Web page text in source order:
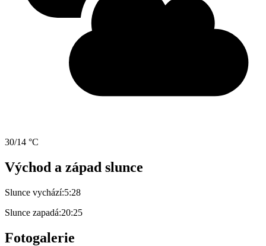
30/14 °C
Východ a západ slunce
Slunce vychází:5:28
Slunce zapadá:20:25
Fotogalerie